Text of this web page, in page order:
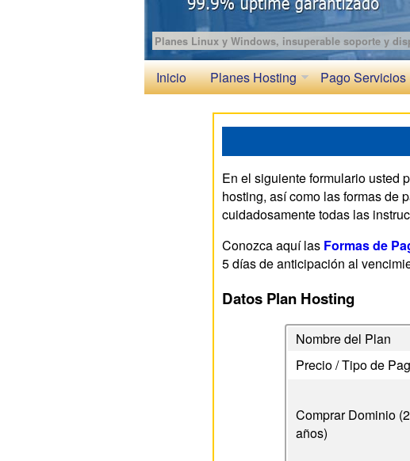
Planes Linux y Windows, insuperable soporte y
Inicio Planes Hosting Pago Servicios
En el siguiente formulario usted
hosting, así como las formas de
cuidadosamente todas las
Conozca aquí las Formas de
5 días de anticipación al
Datos Plan Hosting
Nombre del Plan
Precio / Tipo de
Comprar Dominio (2
años)